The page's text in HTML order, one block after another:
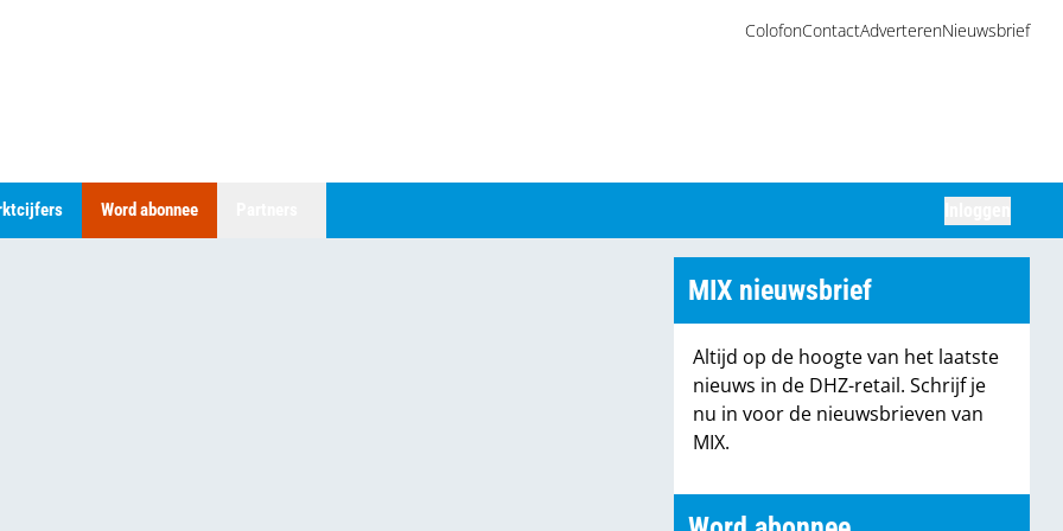
ColofonContactAdverterenNieuwsbrief
Word abonnee
MIX nieuwsbrief
Altijd op de hoogte van het laatste
nieuws in de DHZ-retail. Schrijf je
nu in voor de nieuwsbrieven van
MIX.